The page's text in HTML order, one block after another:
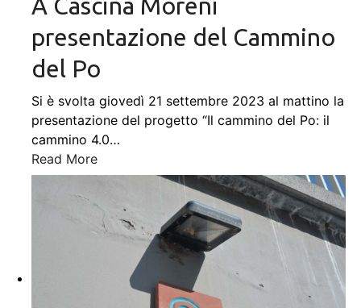
A Cascina Moreni
presentazione del Cammino
del Po
Si è svolta giovedì 21 settembre 2023 al mattino la
presentazione del progetto “Il cammino del Po: il
cammino 4.0…
Read More